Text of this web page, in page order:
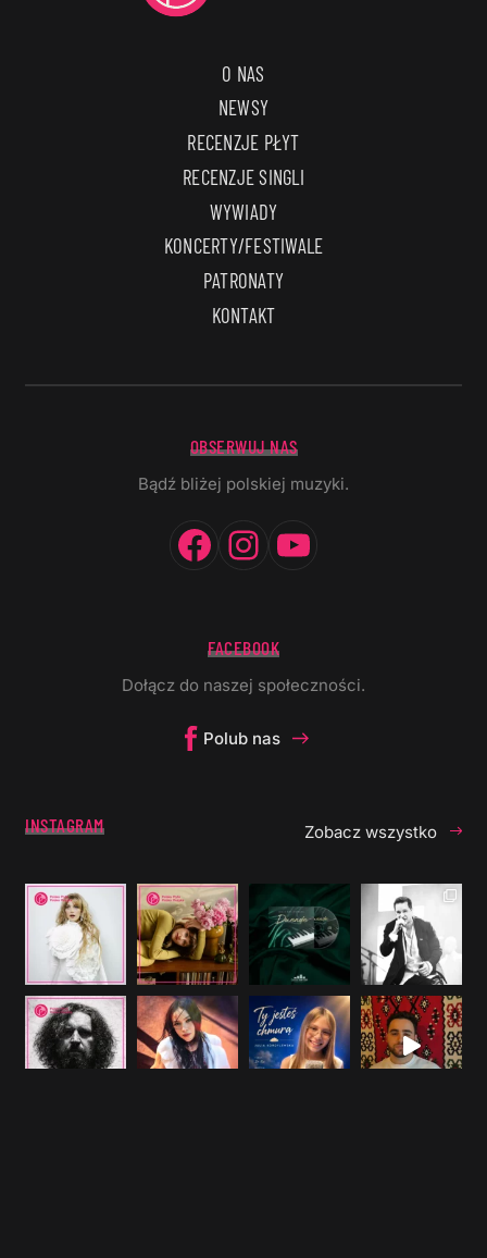
O NAS
NEWSY
RECENZJE PŁYT
RECENZJE SINGLI
WYWIADY
KONCERTY/FESTIWALE
PATRONATY
KONTAKT
OBSERWUJ NAS
Bądź bliżej polskiej muzyki.
Facebook
Instagram
FACEBOOK
Dołącz do naszej społeczności.
Polub nas
INSTAGRAM Zobacz wszystko